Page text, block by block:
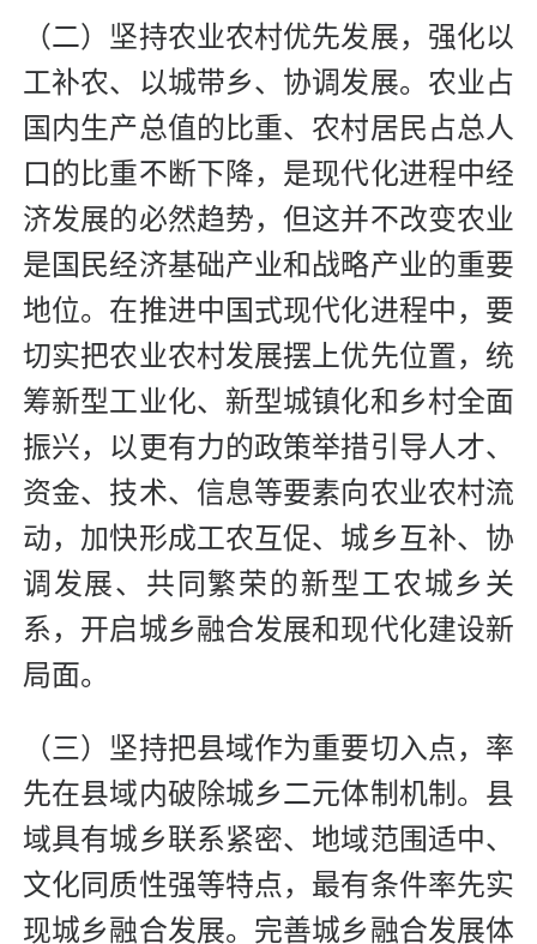
（二）坚持农业农村优先发展，强化以
工补农、以城带乡、协调发展。农业占
国内生产总值的比重、农村居民占总人
口的比重不断下降，是现代化进程中经
济发展的必然趋势，但这并不改变农业
是国民经济基础产业和战略产业的重要
地位。在推进中国式现代化进程中，要
切实把农业农村发展摆上优先位置，统
筹新型工业化、新型城镇化和乡村全面
振兴，以更有力的政策举措引导人才、
资金、技术、信息等要素向农业农村流
动，加快形成工农互促、城乡互补、协
调发展、共同繁荣的新型工农城乡关
系，开启城乡融合发展和现代化建设新
局面。
（三）坚持把县域作为重要切入点，率
先在县域内破除城乡二元体制机制。县
域具有城乡联系紧密、地域范围适中、
文化同质性强等特点，最有条件率先实
现城乡融合发展。完善城乡融合发展体